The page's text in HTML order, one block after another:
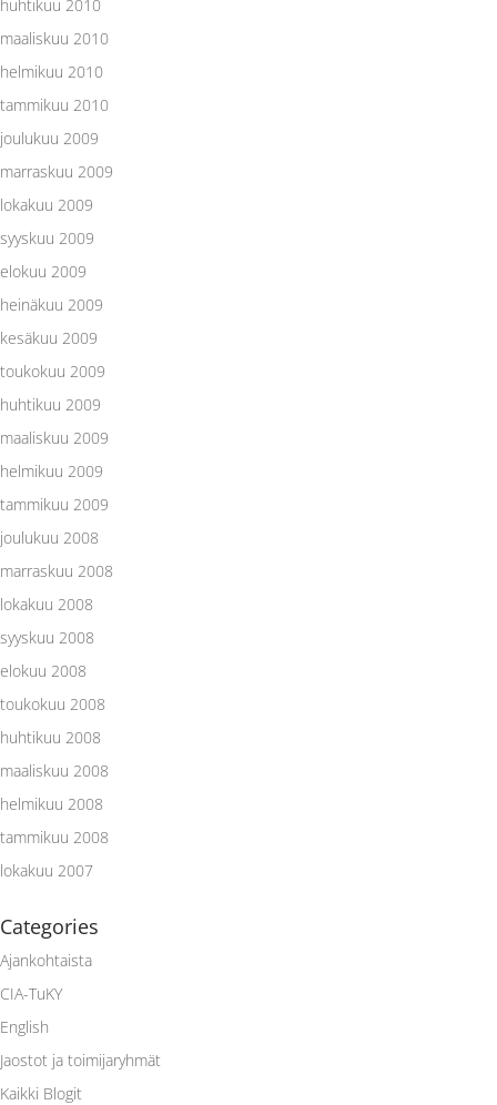
huhtikuu 2010
maaliskuu 2010
helmikuu 2010
tammikuu 2010
joulukuu 2009
marraskuu 2009
lokakuu 2009
syyskuu 2009
elokuu 2009
heinäkuu 2009
kesäkuu 2009
toukokuu 2009
huhtikuu 2009
maaliskuu 2009
helmikuu 2009
tammikuu 2009
joulukuu 2008
marraskuu 2008
lokakuu 2008
syyskuu 2008
elokuu 2008
toukokuu 2008
huhtikuu 2008
maaliskuu 2008
helmikuu 2008
tammikuu 2008
lokakuu 2007
Categories
Ajankohtaista
CIA-TuKY
English
Jaostot ja toimijaryhmät
Kaikki Blogit